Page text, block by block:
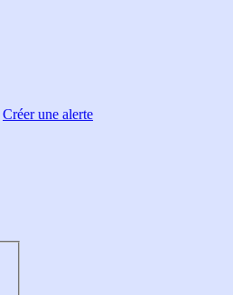
Créer une alerte